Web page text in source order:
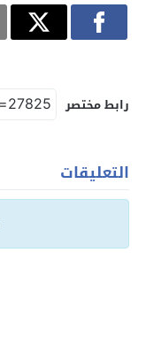
رابط مختصر
التعليقات